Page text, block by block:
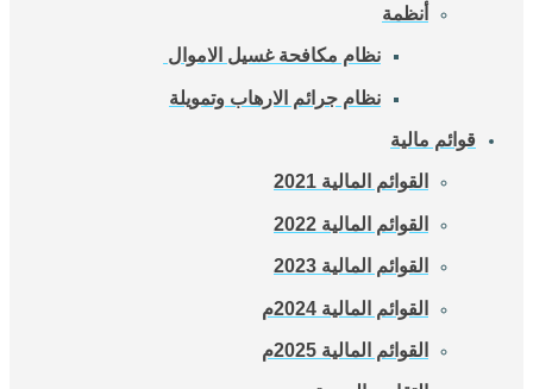
أنظمة
نظام مكافحة غسيل الاموال
نظام جرائم الارهاب وتمويلة
قوائم مالية
القوائم المالية 2021
القوائم المالية 2022
القوائم المالية 2023
القوائم المالية 2024م
القوائم المالية 2025م